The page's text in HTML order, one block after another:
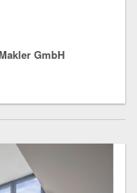
GmbH